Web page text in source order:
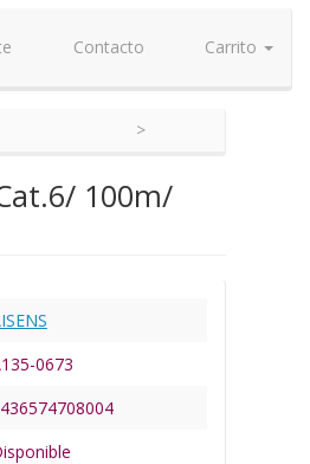
Contacto Carrito
100m/
0673